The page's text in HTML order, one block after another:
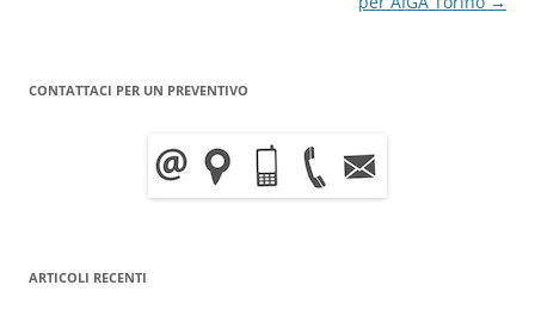
CONTATTACI PER UN PREVENTIVO
ARTICOLI RECENTI